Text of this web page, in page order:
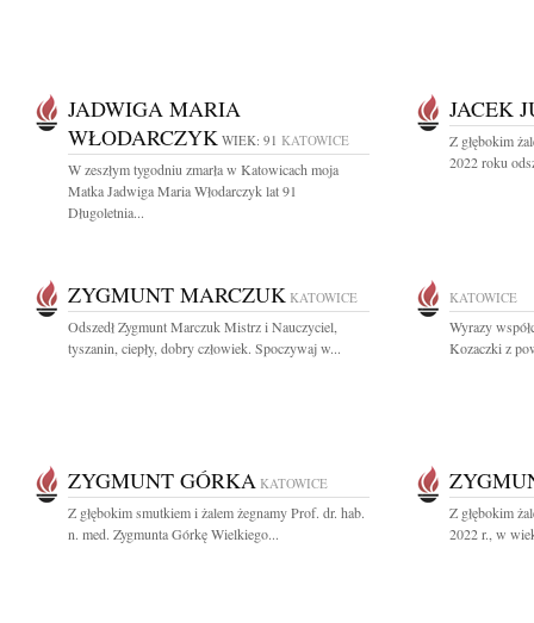
JADWIGA MARIA
WŁODARCZYK WIEK: 91 KATOWICE
W zeszłym tygodniu zmarła w Katowicach moja
Matka Jadwiga Maria Włodarczyk lat 91
Długoletnia...
JACEK
Z głębokim
2022 roku
ZYGMUNT MARCZUK KATOWICE
Odszedł Zygmunt Marczuk Mistrz i Nauczyciel,
tyszanin, ciepły, dobry człowiek. Spoczywaj w...
KATOWICE
Wyrazy
Kozaczki z
ZYGMUNT GÓRKA KATOWICE
Z głębokim smutkiem i żalem żegnamy Prof. dr. hab.
n. med. Zygmunta Górkę Wielkiego...
Z głębokim
2022 r., w